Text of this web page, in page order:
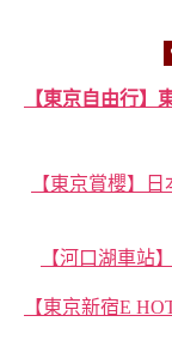
【東京自由行】
【東京賞櫻】
【河口湖車站
【東京新宿E